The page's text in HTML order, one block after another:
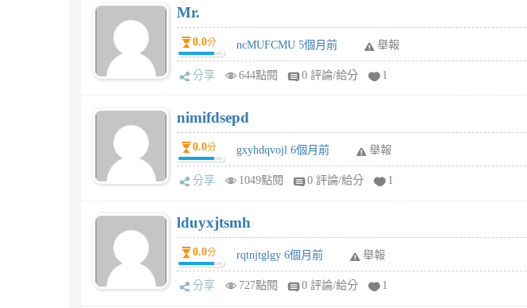
Mr.
0.0分 ncMUFCMU 5個月前 舉報
分享 644點閱 0 評論/給分 1
nimifdsepd
0.0分 gxyhdqvojl 6個月前 舉報
分享 1049點閱 0 評論/給分 1
lduyxjtsmh
0.0分 rqtnjtglgy 6個月前 舉報
分享 727點閱 0 評論/給分 1